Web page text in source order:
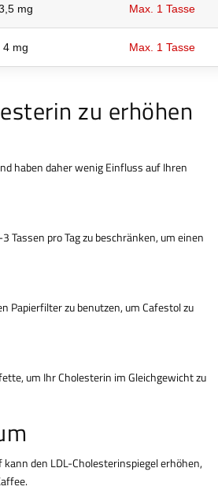
mg Max. 1 Tasse
4 mg Max. 1 Tasse
zu erhöhen
haben daher wenig Einfluss auf Ihren
Tassen pro Tag zu beschränken, um einen
Papierfilter zu benutzen, um Cafestol zu
um Ihr Cholesterin im Gleichgewicht zu
den LDL-Cholesterinspiegel erhöhen,